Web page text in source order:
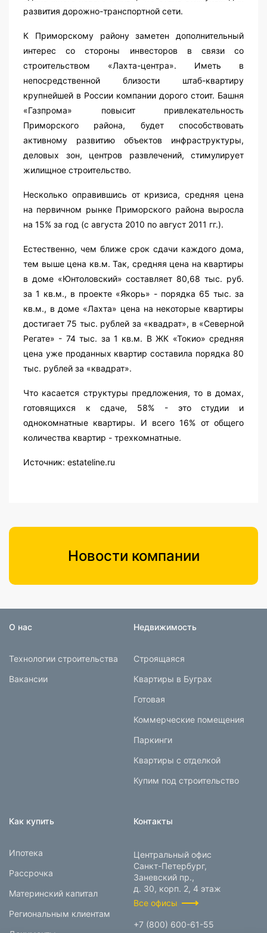
развития дорожно-транспортной сети.
К Приморскому району заметен дополнительный
интерес со стороны инвесторов в связи со
строительством «Лахта-центра». Иметь в
непосредственной близости штаб-квартиру
крупнейшей в России компании дорого стоит. Башня
«Газпрома» повысит привлекательность
Приморского района, будет способствовать
активному развитию объектов инфраструктуры,
деловых зон, центров развлечений, стимулирует
жилищное строительство.
Несколько оправившись от кризиса, средняя цена
на первичном рынке Приморского района выросла
на 15% за год (с августа 2010 по август 2011 гг.).
Естественно, чем ближе срок сдачи каждого дома,
тем выше цена кв.м. Так, средняя цена на квартиры
в доме «Юнтоловский» составляет 80,68 тыс. руб.
за 1 кв.м., в проекте «Якорь» - порядка 65 тыс. за
кв.м., в доме «Лахта» цена на некоторые квартиры
достигает 75 тыс. рублей за «квадрат», в «Северной
Регате» - 74 тыс. за 1 кв.м. В ЖК «Токио» средняя
цена уже проданных квартир составила порядка 80
тыс. рублей за «квадрат».
Что касается структуры предложения, то в домах,
готовящихся к сдаче, 58% - это студии и
однокомнатные квартиры. И всего 16% от общего
количества квартир - трехкомнатные.
Источник: estateline.ru
Новости компании
О нас
Технологии строительства
Вакансии
Недвижимость
Строящаяся
Квартиры в Буграх
Готовая
Коммерческие помещения
Паркинги
Квартиры с отделкой
Купим под строительство
Как купить
Ипотека
Рассрочка
Материнский капитал
Региональным клиентам
Контакты
Центральный офис
Санкт-Петербург,
Заневский пр.,
д. 30, корп. 2, 4 этаж
Все офисы
+7 (800) 600-61-55